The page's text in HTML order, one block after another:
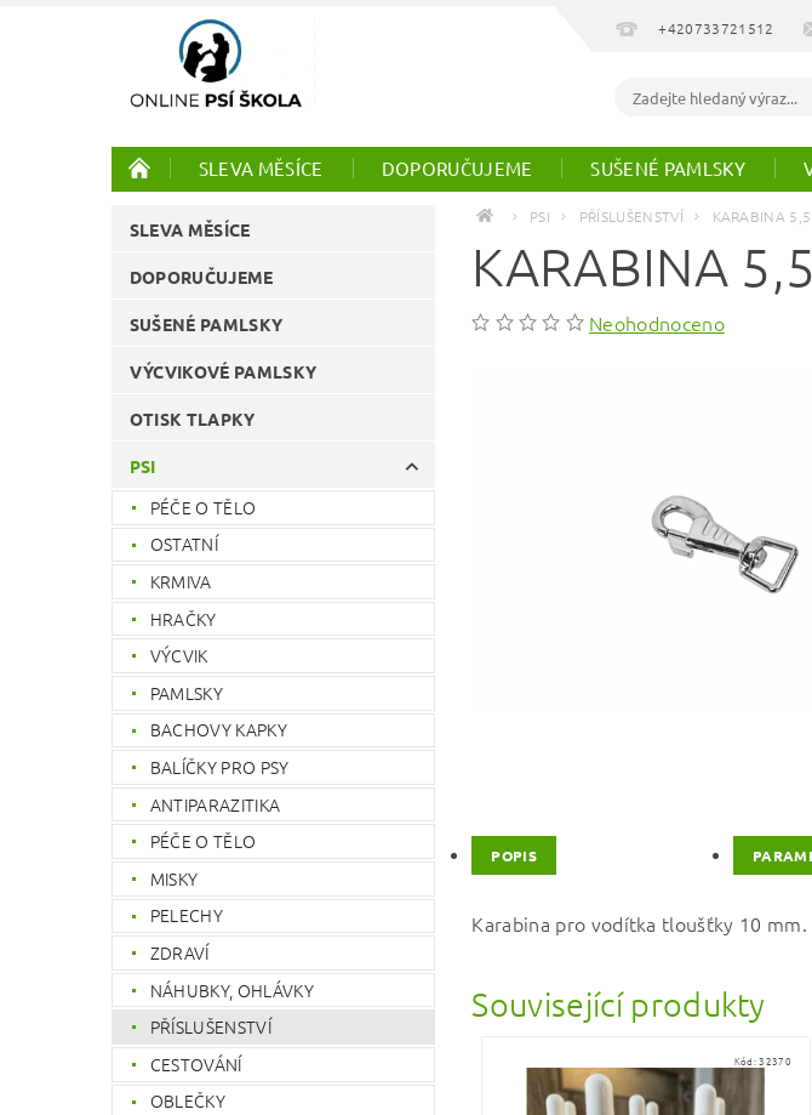
+420733721512
SLEVA MĚSÍCE DOPORUČUJEME SUŠENÉ PAMLSKY
SLEVA MĚSÍCE
DOPORUČUJEME
SUŠENÉ PAMLSKY
VÝCVIKOVÉ PAMLSKY
OTISK TLAPKY
PSI
PÉČE O TĚLO
OSTATNÍ
KRMIVA
HRAČKY
VÝCVIK
PAMLSKY
BACHOVY KAPKY
BALÍČKY PRO PSY
ANTIPARAZITIKA
PÉČE O TĚLO
MISKY
PELECHY
ZDRAVÍ
NÁHUBKY, OHLÁVKY
PŘÍSLUŠENSTVÍ
CESTOVÁNÍ
OBLEČKY
PSI PŘÍSLUŠENSTVÍ KARABINA
KARABINA
Neohodnoceno
POPIS
Karabina pro vodítka tloušťky 10 mm.
Související produkty
Kód:32370